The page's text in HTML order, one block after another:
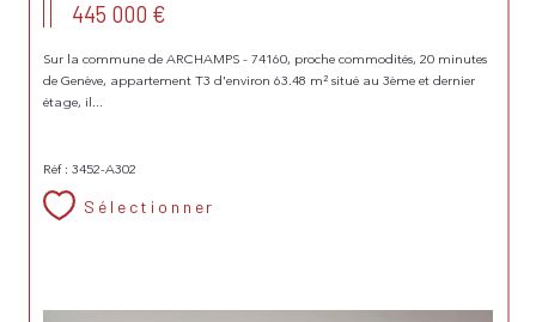
445 000 €
Sur la commune de ARCHAMPS - 74160, proche commodités, 20 minutes
de Genève, appartement T3 d'environ 63.48 m² situé au 3ème et dernier
étage, il...
Réf : 3452-A302
Sélectionner